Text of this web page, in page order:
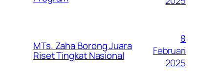
MTs. Zaha Borong Juara
Riset Tingkat Nasional
8
Februari
2025